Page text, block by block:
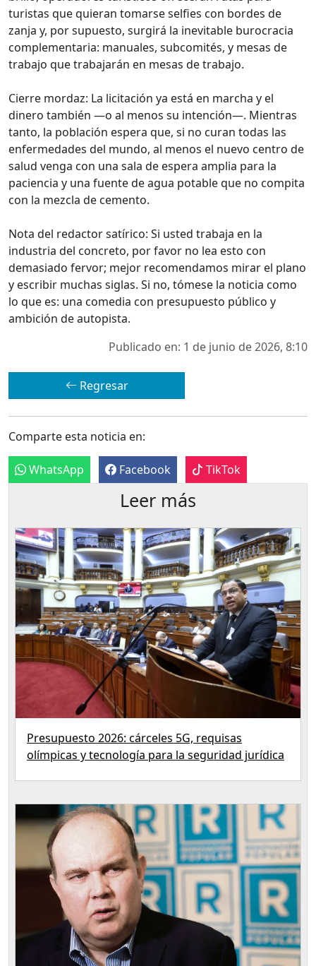
turistas que quieran tomarse selfies con bordes de
zanja y, por supuesto, surgirá la inevitable burocracia
complementaria: manuales, subcomités, y mesas de
trabajo que trabajarán en mesas de trabajo.
Cierre mordaz: La licitación ya está en marcha y el
dinero también —o al menos su intención—. Mientras
tanto, la población espera que, si no curan todas las
enfermedades del mundo, al menos el nuevo centro de
salud venga con una sala de espera amplia para la
paciencia y una fuente de agua potable que no compita
con la mezcla de cemento.
Nota del redactor satírico: Si usted trabaja en la
industria del concreto, por favor no lea esto con
demasiado fervor; mejor recomendamos mirar el plano
y escribir muchas siglas. Si no, tómese la noticia como
lo que es: una comedia con presupuesto público y
ambición de autopista.
Publicado en: 1 de junio de 2026, 8:10
Regresar
Comparte esta noticia en:
WhatsApp Facebook TikTok
Leer más
Presupuesto 2026: cárceles 5G, requisas
olímpicas y tecnología para la seguridad jurídica